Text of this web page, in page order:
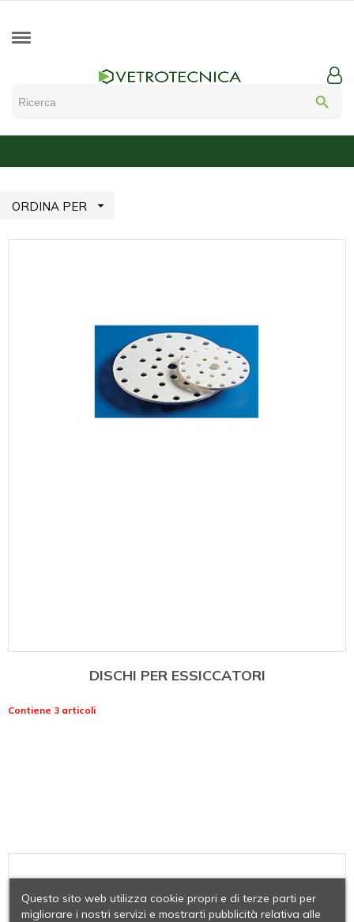
search
ORDINA PER 
DISCHI PER ESSICCATORI
Contiene 3 articoli
Questo sito web utilizza cookie propri e di terze parti per
migliorare i nostri servizi e mostrarti pubblicità relativa alle